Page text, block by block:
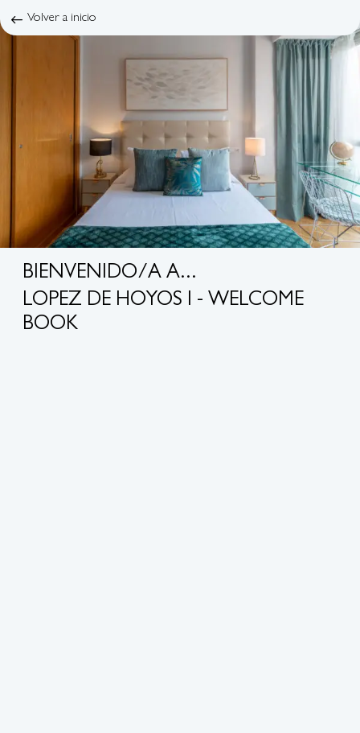
Volver a inicio
BIENVENIDO/A A...
LOPEZ DE HOYOS I - WELCOME
BOOK